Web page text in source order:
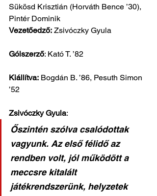
Sükösd Krisztián (Horváth Bence ’30),
Pintér Dominik
Vezetőedző: Zsivóczky Gyula
Gólszerző: Kató T. ’82
Kiállítva: Bogdán B. ’86, Pesuth Simon
’52
Zsivóczky Gyula:
Őszintén szólva csalódottak
vagyunk. Az első félidő az
rendben volt, jól működött a
meccsre kitalált
játékrendszerünk, helyzetek